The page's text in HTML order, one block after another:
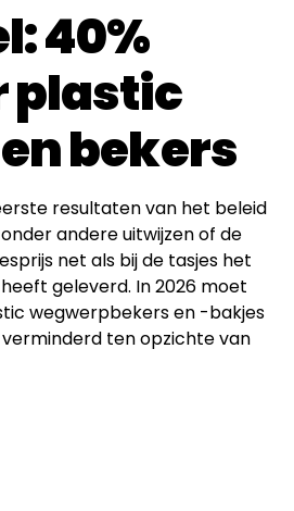
40%
plastic
bekers
resultaten van het beleid
andere uitwijzen of de
net als bij de tasjes het
geleverd. In 2026 moet
wegwerpbekers en -bakjes
ten opzichte van